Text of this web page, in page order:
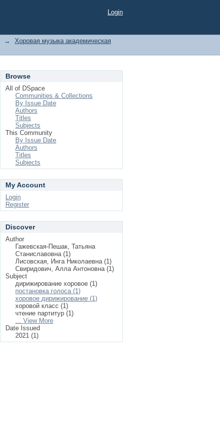
Login
→
Хоровая музыка академическая
Browse
All of DSpace
Communities & Collections
By Issue Date
Authors
Titles
Subjects
This Community
By Issue Date
Authors
Titles
Subjects
My Account
Login
Register
Discover
Author
Гажевская-Пешак, Татьяна
Станиславовна (1)
Лисовская, Инга Николаевна (1)
Свиридович, Алла Антоновна (1)
Subject
дирижирование хоровое (1)
постановка голоса (1)
хоровое дирижирование (1)
хоровой класс (1)
чтение партитур (1)
... View More
Date Issued
2021 (1)